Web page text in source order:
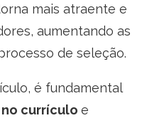
mais atraente e
aumentando as
de seleção.
é fundamental
currículo e